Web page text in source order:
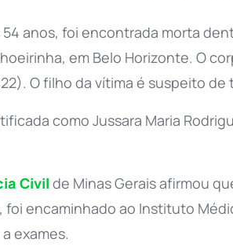
54 anos, foi encontrada morta
em Belo Horizonte. O
O filho da vítima é suspeito de
como Jussara Maria
Civil de Minas Gerais afirmou
foi encaminhado ao Instituto
exames.